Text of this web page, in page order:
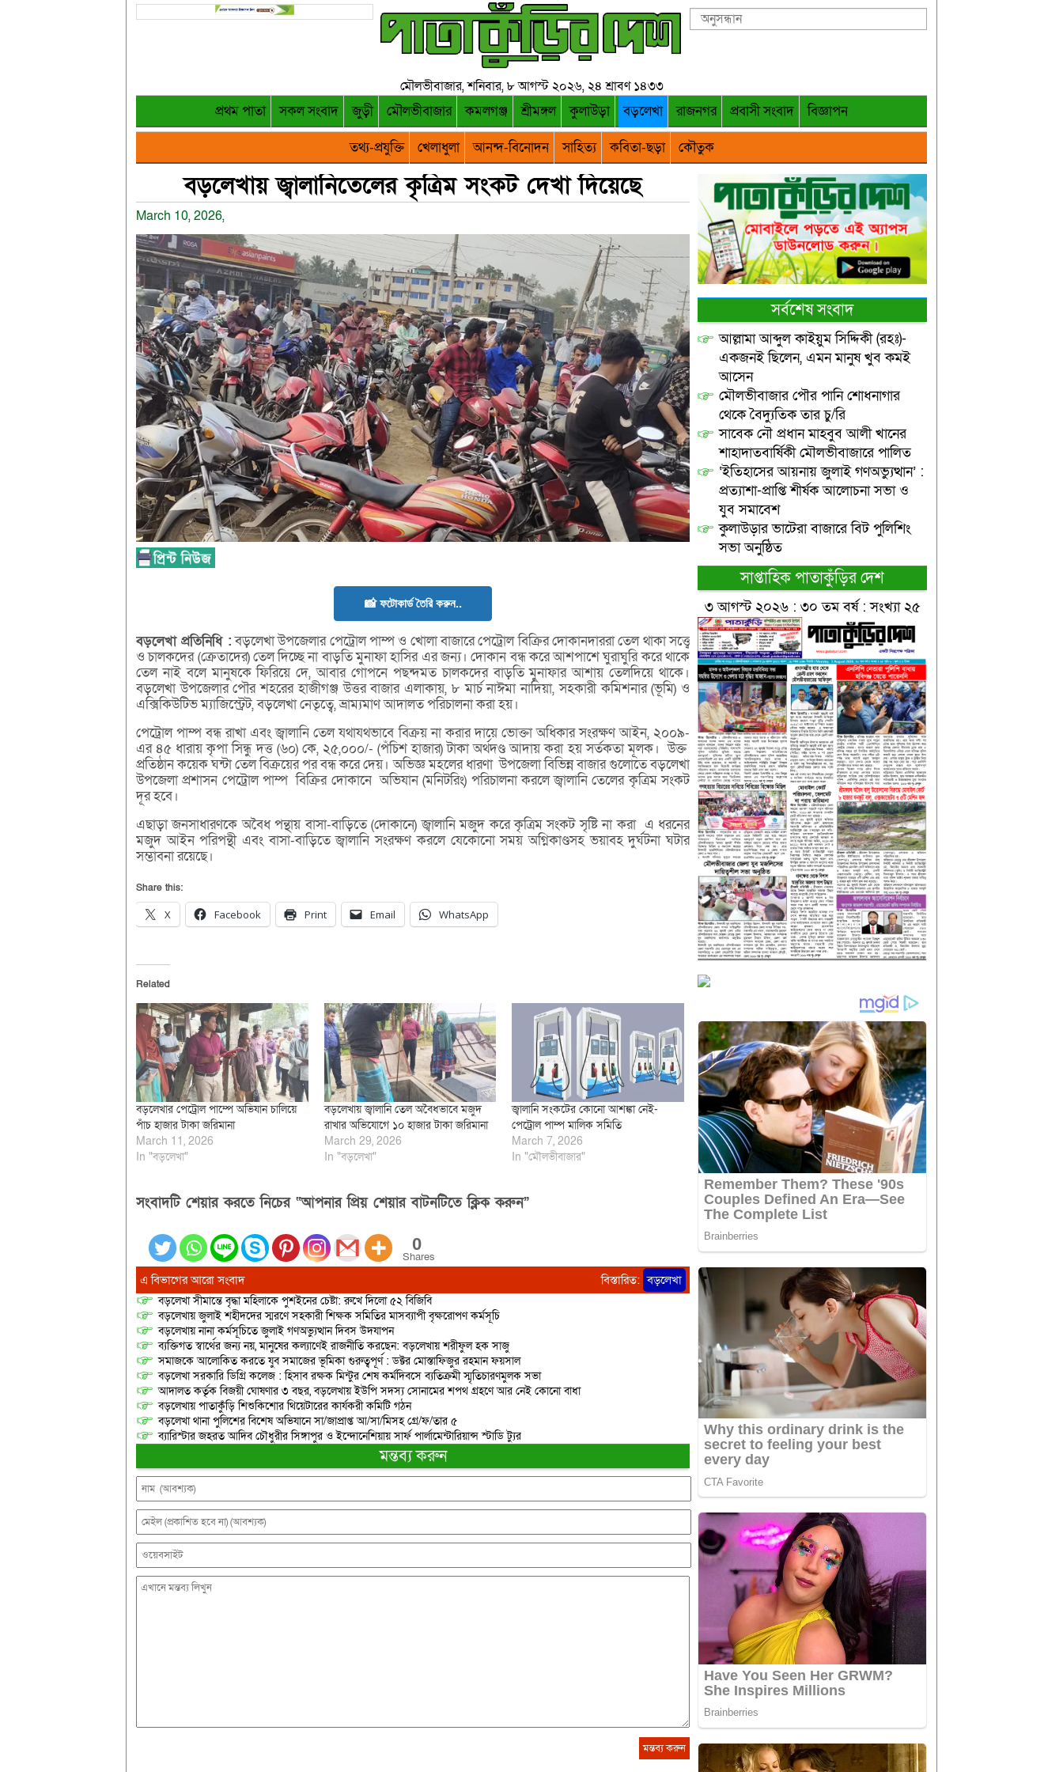
মৌলভীবাজার, শনিবার, ৮ আগস্ট ২০২৬, ২৪ শ্রাবণ ১৪৩৩
প্রথম পাতা সকল সংবাদ জুড়ী মৌলভীবাজার কমলগঞ্জ শ্রীমঙ্গল কুলাউড়া বড়লেখা রাজনগর প্রবাসী সংবাদ
বিজ্ঞাপন
তথ্য-প্রযুক্তি
খেলাধুলা আনন্দ-বিনোদন সাহিত্য কবিতা-ছড়া কৌতুক
বড়লেখায় জ্বালানিতেলের কৃত্রিম সংকট দেখা দিয়েছে
March 10, 2026,
📸 ফটোকার্ড তৈরি করুন..
বড়লেখাপ্রতিনিধি :বড়লেখা উপজেলার পেট্রোল পাম্প ও খোলা বাজারে পেট্রোল বিক্রির দোকানদাররা তেল থাকা সত্ত্বে
ও চালকদের (ক্রেতাদের) তেল দিচ্ছে না বাড়তি মুনাফা হাসির এর জন্য। দোকান বন্ধ করে আশপাশে ঘুরাঘুরি করে থাকে
তেল নাই বলে মানুষকে ফিরিয়ে দে, আবার গোপনে পছন্দমত চালকদের বাড়তি মুনাফার আশায় তেলদিয়ে থাকে।
বড়লেখা উপজেলার পৌর শহরের হাজীগঞ্জ উত্তর বাজার এলাকায়, ৮ মার্চ নাঈমা নাদিয়া, সহকারী কমিশনার (ভূমি) ও
এক্সিকিউটিভ ম্যাজিস্ট্রেট, বড়লেখা নেতৃত্বে, ভ্রাম্যমাণ আদালত পরিচালনা করা হয়।
পেট্রোল পাম্প বন্ধ রাখা এবং জ্বালানি তেল যথাযথভাবে বিক্রয় না করার দায়ে ভোক্তা অধিকার সংরক্ষণ আইন, ২০০৯-
এর ৪৫ ধারায় কৃপা সিন্ধু দত্ত (৬০) কে, ২৫,০০০/- (পঁচিশ হাজার) টাকা অর্থদণ্ড আদায় করা হয় সর্তকতা মূলক। উক্ত
প্রতিষ্ঠান কয়েক ঘন্টা তেল বিক্রয়ের পর বন্ধ করে দেয়। অভিজ্ঞ মহলের ধারণা উপজেলা বিভিন্ন বাজার গুলোতে বড়লেখা
উপজেলা প্রশাসন পেট্রোল পাম্প বিক্রির দোকানে অভিযান (মনিটরিং) পরিচালনা করলে জ্বালানি তেলের কৃত্রিম সংকট
দূর হবে।
এছাড়া জনসাধারণকে অবৈধ পন্থায় বাসা-বাড়িতে (দোকানে) জ্বালানি মজুদ করে কৃত্রিম সংকট সৃষ্টি না করা এ ধরনের
মজুদ আইন পরিপন্থী এবং বাসা-বাড়িতে জ্বালানি সংরক্ষণ করলে যেকোনো সময় অগ্নিকাণ্ডসহ ভয়াবহ দুর্ঘটনা ঘটার
সম্ভাবনা রয়েছে।
Share this:
X Facebook Print Email WhatsApp
Related
বড়লেখার পেট্রোল পাম্পে অভিযান চালিয়ে
পাঁচ হাজার টাকা জরিমানা
March 11, 2026
In "বড়লেখা"
বড়লেখায় জ্বালানি তেল অবৈধভাবে মজুদ
রাখার অভিযোগে ১০ হাজার টাকা জরিমানা
March 29, 2026
In "বড়লেখা"
জ্বালানি সংকটের কোনো আশঙ্কা নেই-
পেট্রোল পাম্প মালিক সমিতি
March 7, 2026
In "মৌলভীবাজার"
সংবাদটি শেয়ার করতে নিচের “আপনার প্রিয় শেয়ার বাটনটিতে ক্লিক করুন”
0
Shares
এ বিভাগের আরো সংবাদ বিস্তারিত: বড়লেখা
বড়লেখা সীমান্তে বৃদ্ধা মহিলাকে পুশইনের চেষ্টা: রুখে দিলো ৫২ বিজিবি
বড়লেখায় জুলাই শহীদদের স্মরণে সহকারী শিক্ষক সমিতির মাসব্যাপী বৃক্ষরোপণ কর্মসূচি
বড়লেখায় নানা কর্মসূচিতে জুলাই গণঅভ্যুত্থান দিবস উদযাপন
ব্যক্তিগত স্বার্থের জন্য নয়, মানুষের কল্যাণেই রাজনীতি করছেন: বড়লেখায় শরীফুল হক সাজু
সমাজকে আলোকিত করতে যুব সমাজের ভূমিকা গুরুত্বপূর্ণ : ডক্টর মোস্তাফিজুর রহমান ফয়সাল
বড়লেখা সরকারি ডিগ্রি কলেজ : হিসাব রক্ষক মিন্টুর শেষ কর্মদিবসে ব্যতিক্রমী স্মৃতিচারণমুলক সভা
আদালত কর্তৃক বিজয়ী ঘোষণার ৩ বছর, বড়লেখায় ইউপি সদস্য সোনামের শপথ গ্রহণে আর নেই কোনো বাধা
বড়লেখায় পাতাকুঁড়ি শিশুকিশোর থিয়েটারের কার্যকরী কমিটি গঠন
বড়লেখা থানা পুলিশের বিশেষ অভিযানে সা/জাপ্রাপ্ত আ/সা/মিসহ গ্রে/ফ/তার ৫
ব্যারিস্টার জহরত আদিব চৌধুরীর সিঙ্গাপুর ও ইন্দোনেশিয়ায় সার্ফ পার্লামেন্টারিয়ান্স স্টাডি ট্যুর
মন্তব্য করুন
সর্বশেষ সংবাদ
আল্লামা আব্দুল কাইয়ুম সিদ্দিকী (রহঃ)-
একজনই ছিলেন, এমন মানুষ খুব কমই
আসেন
মৌলভীবাজার পৌর পানি শোধনাগার
থেকে বৈদ্যুতিক তার চু/রি
সাবেক নৌ প্রধান মাহবুব আলী খানের
শাহাদাতবার্ষিকী মৌলভীবাজারে পালিত
‘ইতিহাসের আয়নায় জুলাই গণঅভ্যুত্থান’ :
প্রত্যাশা-প্রাপ্তি শীর্ষক আলোচনা সভা ও
যুব সমাবেশ
কুলাউড়ার ভাটেরা বাজারে বিট পুলিশিং
সভা অনুষ্ঠিত
সাপ্তাহিক পাতাকুঁড়ির দেশ
৩ আগস্ট ২০২৬ : ৩০ তম বর্ষ : সংখ্যা ২৫